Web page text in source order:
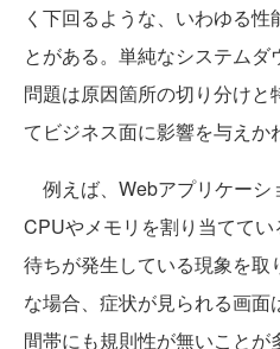
く下回るような、いわゆる
とがある。単純なシステム
問題は原因箇所の切り分けと
てビジネス面に影響を与えか
例えば、Webアプリケーシ
CPUやメモリを割り当てて
待ちが発生している現象を取
な場合、症状が見られる画
間帯にも規則性が無いことが